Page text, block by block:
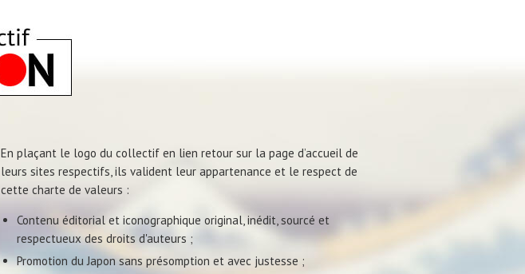
En plaçant le logo du collectif en lien retour sur la page d’accueil de
leurs sites respectifs, ils valident leur appartenance et le respect de
cette charte de valeurs :
Contenu éditorial et iconographique original, inédit, sourcé et
respectueux des droits d'auteurs ;
Promotion du Japon sans présomption et avec justesse ;